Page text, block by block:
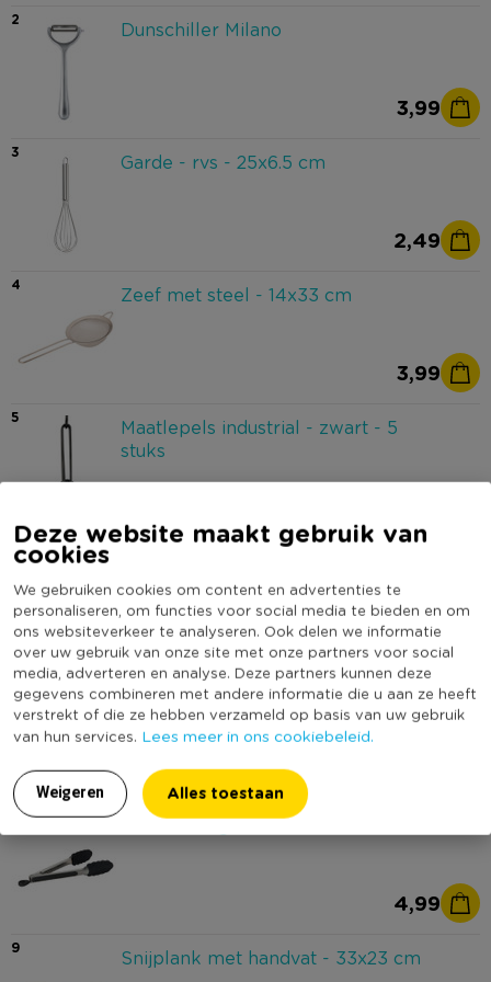
Deze website maakt gebruik van
cookies
We gebruiken cookies om content en advertenties te
personaliseren, om functies voor social media te bieden en om
ons websiteverkeer te analyseren. Ook delen we informatie
over uw gebruik van onze site met onze partners voor social
media, adverteren en analyse. Deze partners kunnen deze
gegevens combineren met andere informatie die u aan ze heeft
verstrekt of die ze hebben verzameld op basis van uw gebruik
van hun services. Lees meer in ons cookiebeleid.
Weigeren Alles toestaan
2 Dunschiller Milano
3,99
3 Garde - rvs - 25x6.5 cm
2,49
4 Zeef met steel - 14x33 cm
3,99
5
Maatlepels industrial - zwart - 5
stuks
6
19,99
7 Pijnboompitten - 40g
8 Serveertang - siliconen - 23 cm
4,99
9 Snijplank met handvat - 33x23 cm